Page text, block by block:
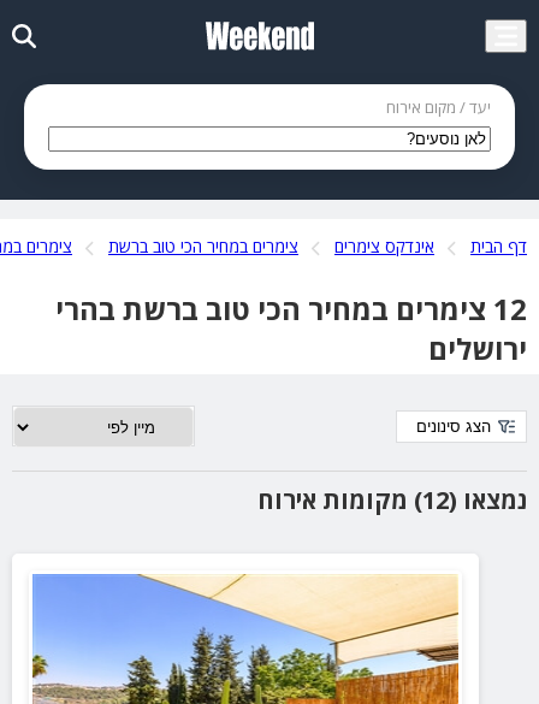
יעד / מקום אירוח
דף הבית אינדקס צימרים צימרים במחיר הכי טוב ברשת צימרים
12 צימרים במחיר הכי טוב ברשת בהרי
ירושלים
נמצאו (12) מקומות אירוח
הצג סינונים